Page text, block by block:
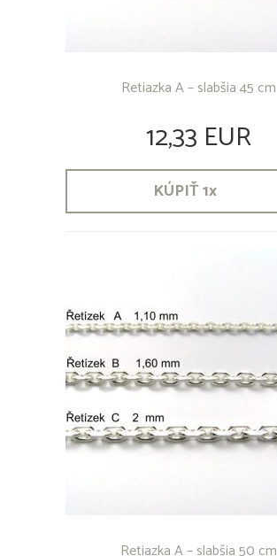
Retiazka A – slabšia 45 cm
12,33 EUR
KÚPIŤ1x
Retiazka A – slabšia 50 cm